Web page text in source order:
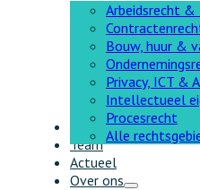
Arbeidsrecht &
Bouw, huur &
Privacy, ICT &
Intellectueel
Procesrecht
Alle
Team
Actueel
Over ons